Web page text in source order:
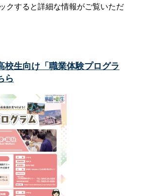
クすると詳細な情報がご覧いただ
校生向け「職業体験プログラ
ら